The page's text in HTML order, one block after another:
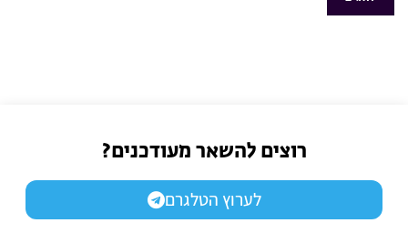
רוצים להשאר מעודכנים?
לערוץ הטלגרם